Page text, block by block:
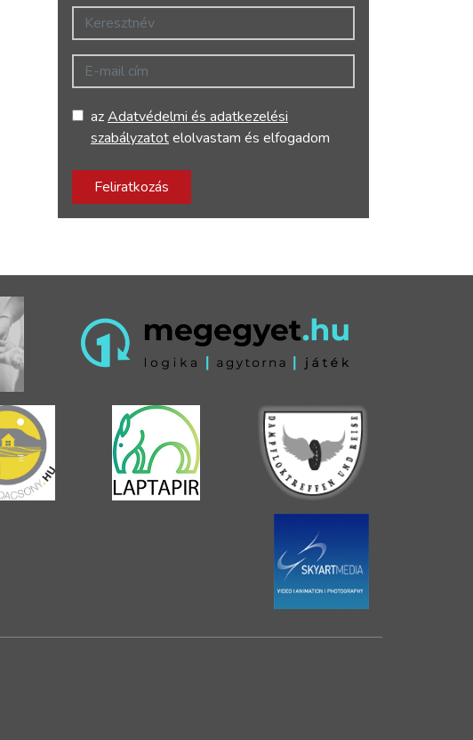
Keresztnév
E-mail cím
azAdatvédelmi és adatkezelési
szabályzatotelolvastam és elfogadom
Feliratkozás